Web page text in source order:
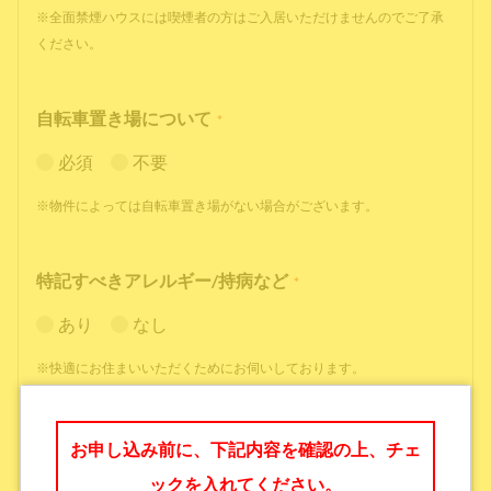
※全面禁煙ハウスには喫煙者の方はご入居いただけませんのでご了承
ください。
自転車置き場について *
必須 不要
※物件によっては自転車置き場がない場合がございます。
特記すべきアレルギー/持病など *
あり なし
※快適にお住まいいただくためにお伺いしております。
*
お申し込み前に、下記内容を確認の上、チェ
ックを入れてください。